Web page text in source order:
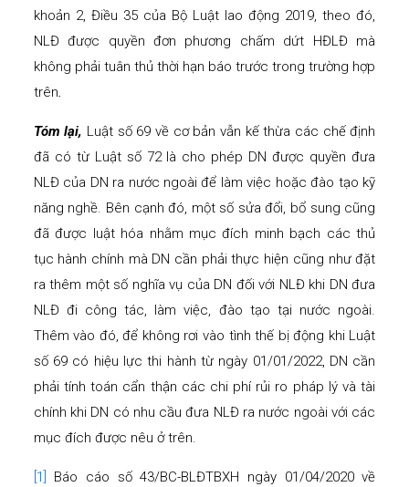
khoản 2, Điều 35 của Bộ Luật lao động 2019, theo đó,
NLĐ được quyền đơn phương chấm dứt HĐLĐ mà
không phải tuân thủ thời hạn báo trước trong trường hợp
trên.
Tóm lại, Luật số 69 về cơ bản vẫn kế thừa các chế định
đã có từ Luật số 72 là cho phép DN được quyền đưa
NLĐ của DN ra nước ngoài để làm việc hoặc đào tạo kỹ
năng nghề. Bên cạnh đó, một số sửa đổi, bổ sung cũng
đã được luật hóa nhằm mục đích minh bạch các thủ
tục hành chính mà DN cần phải thực hiện cũng như đặt
ra thêm một số nghĩa vụ của DN đối với NLĐ khi DN đưa
NLĐ đi công tác, làm việc, đào tạo tại nước ngoài.
Thêm vào đó, để không rơi vào tình thế bị động khi Luật
số 69 có hiệu lực thi hành từ ngày 01/01/2022, DN cần
phải tính toán cẩn thận các chi phí rủi ro pháp lý và tài
chính khi DN có nhu cầu đưa NLĐ ra nước ngoài với các
mục đích được nêu ở trên.
[1]
Báo cáo số 43/BC-BLĐTBXH ngày 01/04/2020 về